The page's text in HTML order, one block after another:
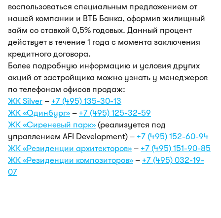
воспользоваться специальным предложением от
нашей компании и ВТБ Банка, оформив жилищный
займ со ставкой 0,5% годовых. Данный процент
действует в течение 1 года с момента заключения
кредитного договора.
Более подробную информацию и условия других
акций от застройщика можно узнать у менеджеров
по телефонам офисов продаж:
ЖК Silver – +7 (495) 135-30-13
ЖК «Одинбург»– +7 (495) 125-32-59
ЖК «Сиреневый парк»(реализуется под
управлением AFI Development) – +7 (495) 152-60-94
ЖК «Резиденции архитекторов»– +7 (495) 151-90-85
ЖК «Резиденции композиторов»– +7 (495) 032-19-
07